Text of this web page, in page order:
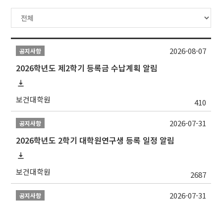
공지사항
2026학년도 제2학기 등록금 수납계획 알림
보건대학원 410
2026-08-07
공지사항
2026학년도 2학기 대학원연구생 등록 일정 알림
보건대학원 2687
2026-07-31
공지사항 2026-07-31